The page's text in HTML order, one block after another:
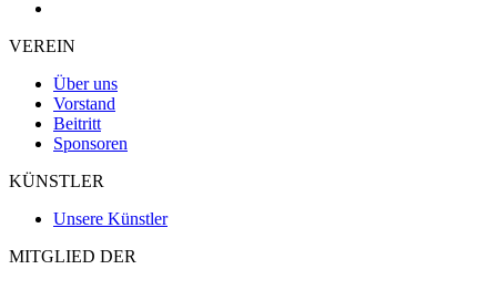
VEREIN
Über uns
Vorstand
Beitritt
Sponsoren
KÜNSTLER
Unsere Künstler
MITGLIED DER